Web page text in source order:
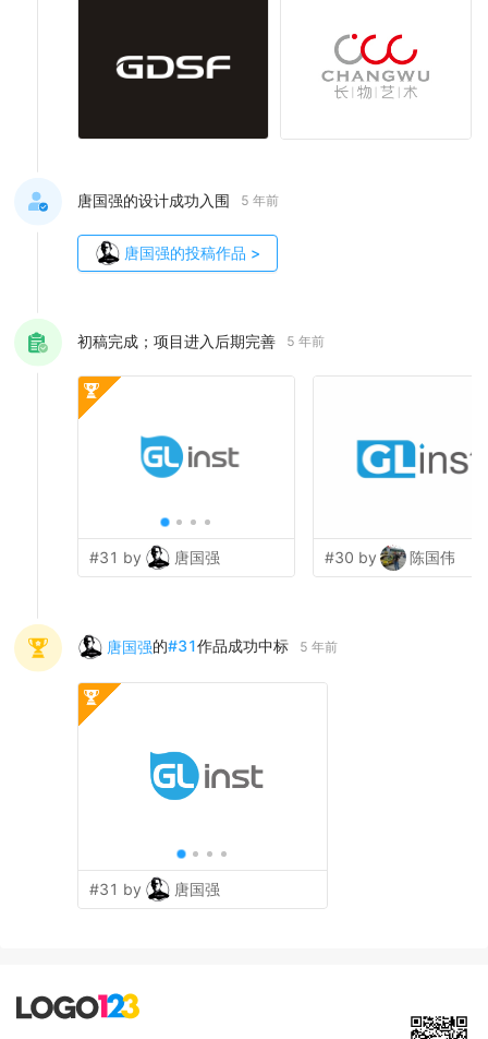
唐国强的设计成功入围 5 年前
唐国强的投稿作品 >
初稿完成；项目进入后期完善 5 年前
#31 by 唐国强 #30 by 陈国伟
唐国强的#31作品成功中标 5 年前
#31 by 唐国强